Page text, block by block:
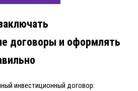
договоры и оформлять
инвестиционный договор: